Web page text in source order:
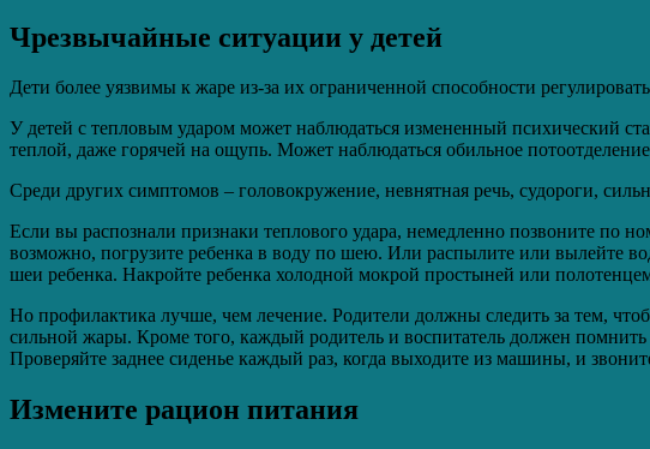
Чрезвычайные ситуации у детей
Дети более уязвимы к жаре из-за их ограниченной способности
У детей с тепловым ударом может наблюдаться измененный психический
теплой, даже горячей на ощупь. Может наблюдаться обильное
Среди других симптомов – головокружение, невнятная речь, судороги,
Если вы распознали признаки теплового удара, немедленно позвоните по
возможно, погрузите ребенка в воду по шею. Или распылите или вылейте
шеи ребенка. Накройте ребенка холодной мокрой простыней или
Но профилактика лучше, чем лечение. Родители должны следить за тем,
сильной жары. Кроме того, каждый родитель и воспитатель должен
Проверяйте заднее сиденье каждый раз, когда выходите из машины, и
Измените рацион питания